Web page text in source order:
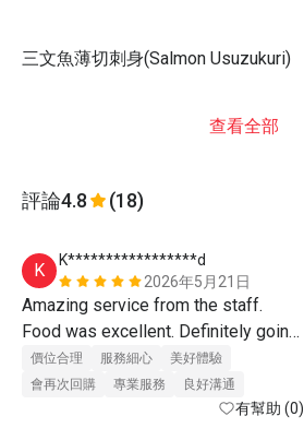
三文魚薄切刺身(Salmon Usuzukuri)
查看全部
評論4.8 (18)
K
K*****************d
2026年5月21日
Amazing service from the staff.
Food was excellent. Definitely going
back!
價位合理 服務細心
美好體驗
會再次回購
專業服務 良好溝通
有幫助 (0)